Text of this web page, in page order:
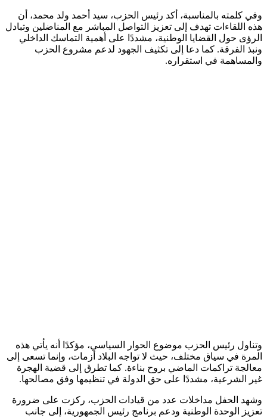
وفي كلمته بالمناسبة، أكد رئيس الحزب، سيد أحمد ولد محمد، أن
هذه اللقاءات تهدف إلى تعزيز التواصل المباشر مع المناضلين وتبادل
الرؤى حول القضايا الوطنية، مشددًا على أهمية التماسك الداخلي
ونبذ الفرقة. كما دعا إلى تكثيف الجهود لدعم مشروع الحزب
والمساهمة في استقراره.
وتناول رئيس الحزب موضوع الحوار السياسي، مؤكدًا أنه يأتي هذه
المرة في سياق مختلف، حيث لا تواجه البلاد أزمات، وإنما تسعى إلى
معالجة تراكمات الماضي بروح بناءة. كما تطرق إلى قضية الهجرة
غير الشرعية، مشددًا على حق الدولة في تنظيمها وفق مصالحها.
وشهد الحفل مداخلات عدد من قيادات الحزب، ركزت على ضرورة
تعزيز الوحدة الوطنية ودعم برنامج رئيس الجمهورية، إلى جانب